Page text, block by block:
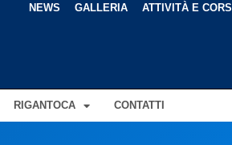
NEWS GALLERIA ATTIVITÀ E CORSI
RIGANTOCA CONTATTI